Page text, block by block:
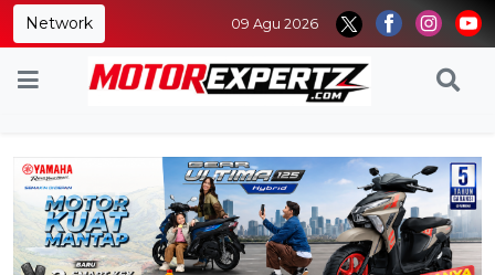
Network 09 Agu 2026